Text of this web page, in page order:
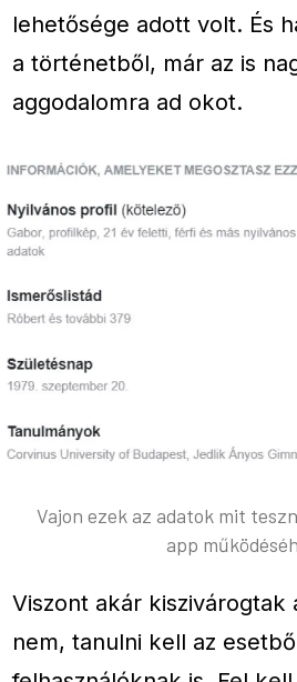
lehetősége adott volt. És
a történetből, már az is
aggodalomra ad okot.
Vajon ezek az adatok mit
app
Viszont akár kiszivárogtak
nem, tanulni kell az